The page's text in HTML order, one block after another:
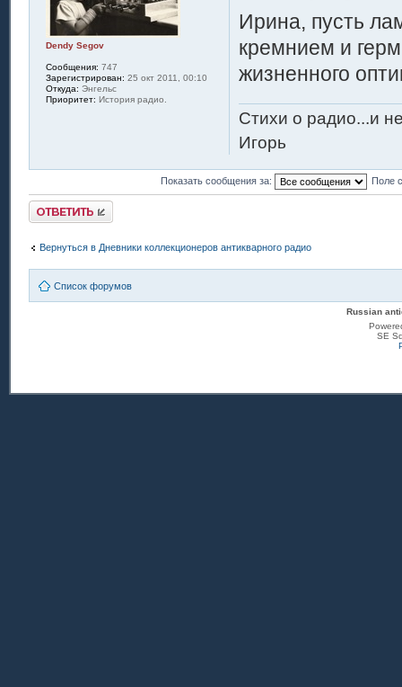
Ирина, пусть
кремнием и
жизненного
Стихи о радио...и
Игорь
Dendy Segov
Сообщения: 747
Зарегистрирован: 25 окт 2011, 00:10
Откуда: Энгельс
Приоритет: История радио.
Показать сообщения за: Поле
Ответить
Вернуться в Дневники коллекционеров антикварного радио
Список форумов
Russian
SE